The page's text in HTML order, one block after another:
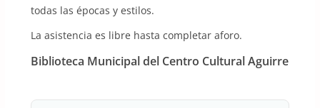
todas las épocas y estilos.
La asistencia es libre hasta completar aforo.
Biblioteca Municipal del Centro Cultural Aguirre